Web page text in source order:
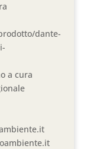
dante-
a cura